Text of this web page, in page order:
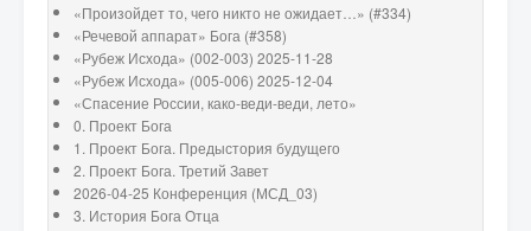
«Произойдет то, чего никто не ожидает…» (#334)
«Речевой аппарат» Бога (#358)
«Рубеж Исхода» (002-003) 2025-11-28
«Рубеж Исхода» (005-006) 2025-12-04
«Спасение России, како-веди-веди, лето»
0. Проект Бога
1. Проект Бога. Предыстория будущего
2. Проект Бога. Третий Завет
2026-04-25 Конференция (МСД_03)
3. История Бога Отца